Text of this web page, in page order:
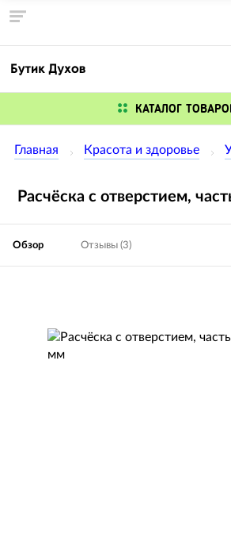
КАТАЛОГ
Главная Красота и здоровье
Расчёска с отверстием,
Обзор Отзывы (3)